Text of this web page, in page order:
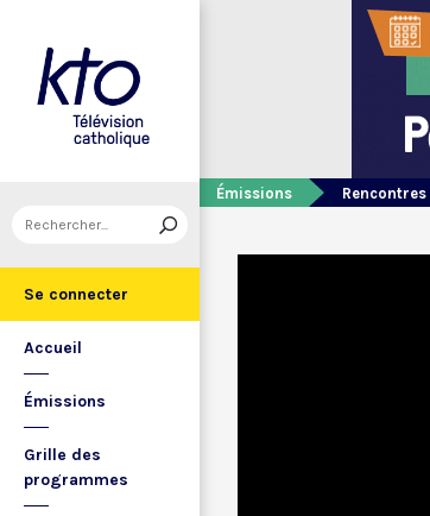
Se connecter
Accueil
Émissions
Grille des
programmes
Émissions Rencontres